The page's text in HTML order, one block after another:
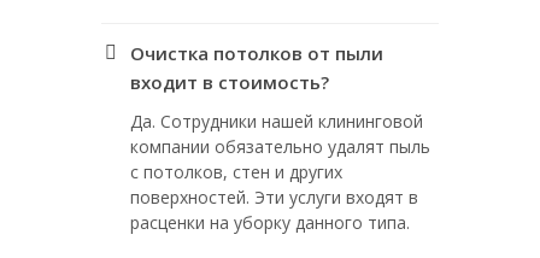
Очистка потолков от пыли
входит в стоимость?
Да. Сотрудники нашей клининговой
компании обязательно удалят пыль
с потолков, стен и других
поверхностей. Эти услуги входят в
расценки на уборку данного типа.